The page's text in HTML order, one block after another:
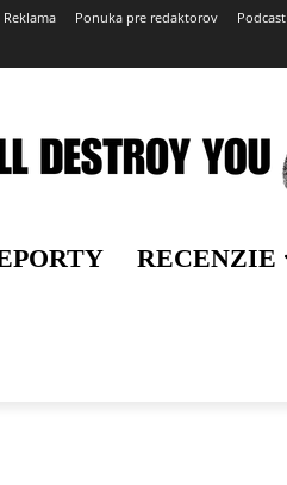
Reklama Ponuka pre redaktorov Podcast
RECENZIE